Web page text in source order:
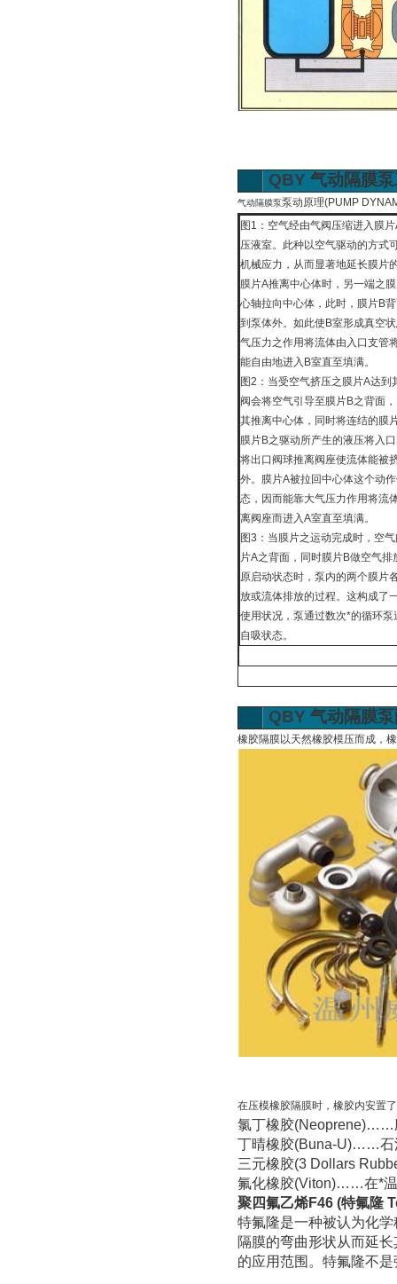
QBY 气动隔膜
气动隔膜泵泵动原理(PUMP
图1：空气经由气阀压缩进入膜
压液室。此种以空气驱动的方式
机械应力，从而显著地延长膜片
膜片A推离中心体时，另一端之
心轴拉向中心体，此时，膜片B
到泵体外。如此使B室形成真空
气压力之作用将流体由入口支管
能自由地进入B室直至填满。
图2：当受空气挤压之膜片A达到
阀会将空气引导至膜片B之背面
其推离中心体，同时将连结的膜
膜片B之驱动所产生的液压将入
将出口阀球推离阀座使流体能被
外。膜片A被拉回中心体这个动
态，因而能靠大气压力作用将流
离阀座而进入A室直至填满。
图3：当膜片之运动完成时，空
片A之背面，同时膜片B做空气
原启动状态时，泵内的两个膜片
放或流体排放的过程。这构成了
使用状况，泵通过数次*的循环
自吸状态。
QBY 气动隔膜
橡胶隔膜以天然橡胶模压而成，
在压模橡胶隔膜时，橡胶内安置
氯丁橡胶(Neoprene)……
丁晴橡胶(Buna-U)……石
三元橡胶(3 Dollars
氟化橡胶(Viton)……在*温
聚四氟乙烯F46 (特氟隆
特氟隆是一种被认为化
隔膜的弯曲形状从而延
的应用范围。特氟隆不